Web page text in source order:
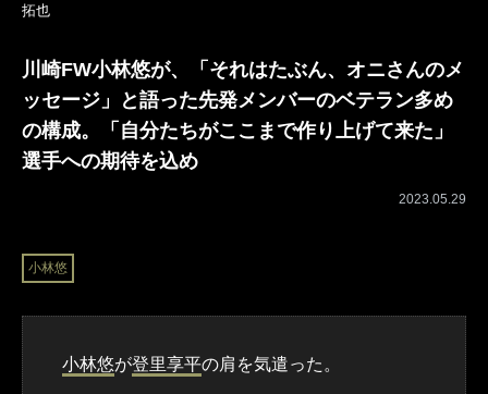
拓也
川崎FW小林悠が、「それはたぶん、オニさんのメ
ッセージ」と語った先発メンバーのベテラン多め
の構成。「自分たちがここまで作り上げて来た」
選手への期待を込め
2023.05.29
小林悠
小林悠が登里享平の肩を気遣った。